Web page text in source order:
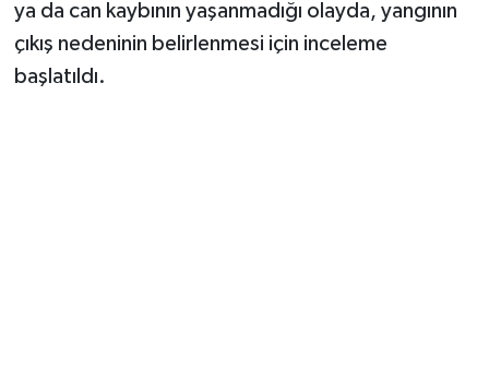
ya da can kaybının yaşanmadığı olayda, yangının
çıkış nedeninin belirlenmesi için inceleme
başlatıldı.